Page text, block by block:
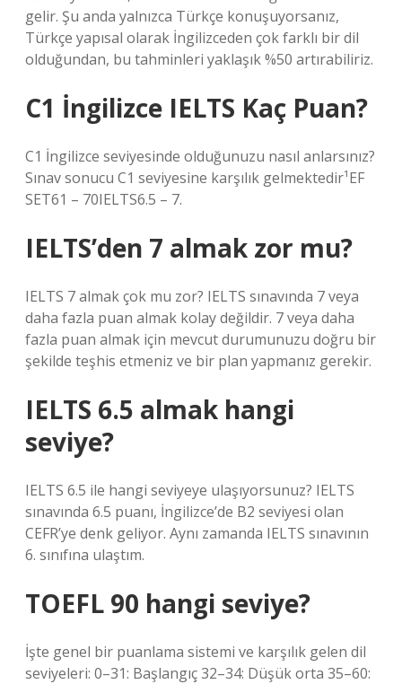
gelir. Şu anda yalnızca Türkçe konuşuyorsanız,
Türkçe yapısal olarak İngilizceden çok farklı bir dil
olduğundan, bu tahminleri yaklaşık %50 artırabiliriz.
C1 İngilizce IELTS Kaç Puan?
C1 İngilizce seviyesinde olduğunuzu nasıl anlarsınız?
Sınav sonucu C1 seviyesine karşılık gelmektedir¹EF
SET61 – 70IELTS6.5 – 7.
IELTS’den 7 almak zor mu?
IELTS 7 almak çok mu zor? IELTS sınavında 7 veya
daha fazla puan almak kolay değildir. 7 veya daha
fazla puan almak için mevcut durumunuzu doğru bir
şekilde teşhis etmeniz ve bir plan yapmanız gerekir.
IELTS 6.5 almak hangi
seviye?
IELTS 6.5 ile hangi seviyeye ulaşıyorsunuz? IELTS
sınavında 6.5 puanı, İngilizce’de B2 seviyesi olan
CEFR’ye denk geliyor. Aynı zamanda IELTS sınavının
6. sınıfına ulaştım.
TOEFL 90 hangi seviye?
İşte genel bir puanlama sistemi ve karşılık gelen dil
seviyeleri: 0–31: Başlangıç ​​32–34: Düşük orta 35–60: